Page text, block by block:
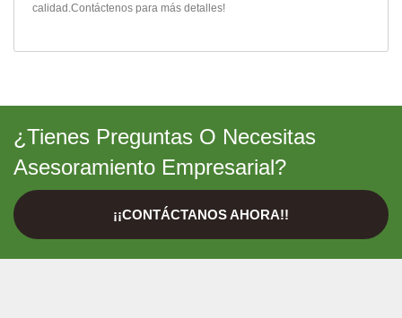
calidad. Contáctenos para más detalles!
¿Tienes Preguntas O Necesitas
Asesoramiento Empresarial?
¡¡CONTÁCTANOS AHORA!!